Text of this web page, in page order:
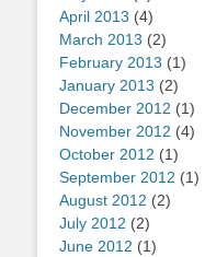
April 2013 (4)
March 2013 (2)
February 2013 (1)
January 2013 (2)
December 2012 (1)
November 2012 (4)
October 2012 (1)
September 2012 (1)
August 2012 (2)
July 2012 (2)
June 2012 (1)